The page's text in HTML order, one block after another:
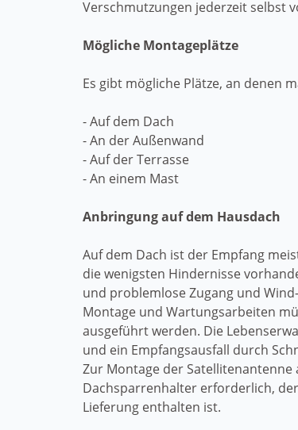
Verschmutzungen jederzeit selbst
Mögliche Montageplätze
Es gibt mögliche Plätze, an denen
- Auf dem Dach
- An der Außenwand
- Auf der Terrasse
- An einem Mast
Anbringung auf dem Hausdach
Auf dem Dach ist der Empfang
die wenigsten Hindernisse
und problemlose Zugang und
Montage und Wartungsarbeiten
ausgeführt werden. Die
und ein Empfangsausfall durch
Zur Montage der Satellitenantenne
Dachsparrenhalter erforderlich,
Lieferung enthalten ist.